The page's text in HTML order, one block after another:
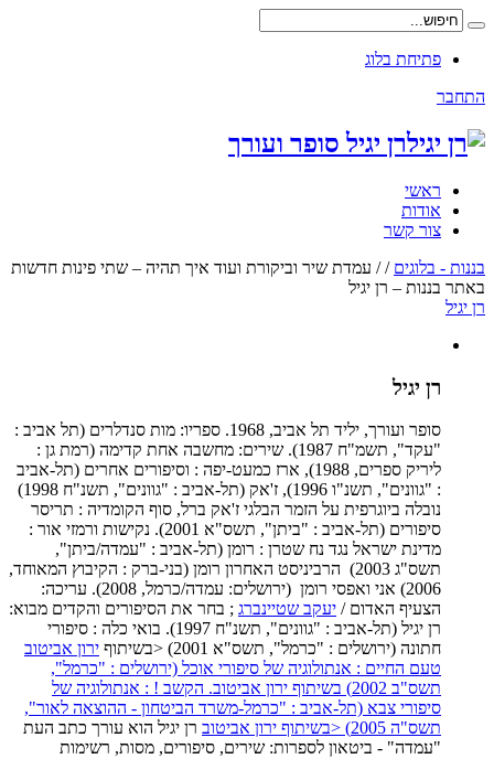
פתיחת בלוג
התחבר
רן יגיל סופר ועורך
ראשי
אודות
צור קשר
בננות - בלוגים /
/ עמדת שיר וביקורת ועוד איך תהיה – שתי פינות חדשות
באתר בננות – רן יגיל
רן יגיל
רן יגיל
סופר ועורך, יליד תל אביב, 1968. ספריו: מות סנדלרים (תל אביב :
"עקד", תשמ"ח 1987). שירים: מחשבה אחת קדימה (רמת גן :
ליריק ספרים, 1988), ארז כמעט-יפה : וסיפורים אחרים (תל-אביב
: "גוונים", תשנ"ו 1996), ז'אק (תל-אביב : "גוונים", תשנ"ח 1998)
נובלה ביוגרפית על הזמר הבלגי ז'אק ברל, סוף הקומדיה : תריסר
סיפורים (תל-אביב : "ביתן", תשס"א 2001). נקישות ורמזי אור :
מדינת ישראל נגד נח שטרן : רומן (תל-אביב : "עמדה/ביתן",
תשס"ג 2003) הרביניסט האחרון רומן (בני-ברק : הקיבוץ המאוחד,
2006) אני ואפסי רומן (ירושלים: עמדה/כרמל, 2008). עריכה:
הצעיף האדום / יעקב שטיינברג ; בחר את הסיפורים והקדים מבוא:
רן יגיל (תל-אביב : "גוונים", תשנ"ח 1997). בואי כלה : סיפורי
חתונה (ירושלים : "כרמל", תשס"א 2001) <בשיתוף
ירון אביטוב
טעם החיים : אנתולוגיה של סיפורי אוכל (ירושלים : "כרמל",
תשס"ב 2002) בשיתוף
ירון אביטוב. הקשב ! : אנתולוגיה של
סיפורי צבא (תל-אביב : "כרמל-משרד הביטחון - ההוצאה לאור",
תשס"ה 2005) <בשיתוף
ירון אביטוב רן יגיל הוא עורך כתב העת
"עמדה" - ביטאון לספרות: שירים, סיפורים, מסות, רשימות